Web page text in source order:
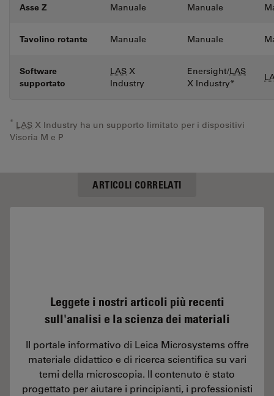
Asse Z Manuale Manuale
Tavolino rotante Manuale Manuale
Software
supportato
LAS X
Industry
Enersight/LAS
X Industry*
* LAS X Industry ha un supporto limitato per i dispositivi
Visoria M e P
ARTICOLI CORRELATI
Leggete i nostri articoli più recenti
sull'analisi e la scienza dei materiali
Il portale informativo di Leica Microsystems offre
materiale didattico e di ricerca scientifica su vari
temi della microscopia. Il contenuto è stato
progettato per aiutare i principianti, i professionisti